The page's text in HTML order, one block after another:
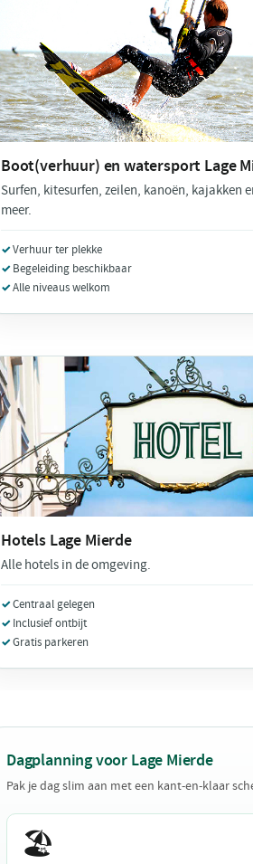
Boot(verhuur) en watersport Lage
Surfen, kitesurfen, zeilen, kanoën, kajakken
meer.
Verhuur ter plekke
Begeleiding beschikbaar
Alle niveaus welkom
Hotels Lage Mierde
Alle hotels in de omgeving.
Centraal gelegen
Inclusief ontbijt
Gratis parkeren
Dagplanning voor Lage Mierde
Pak je dag slim aan met een kant-en-klaar
🏖️